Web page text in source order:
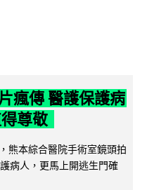
瘋傳 醫護保護病
尊敬
熊本綜合醫院手術室鏡頭拍
病人，更馬上開逃生門確